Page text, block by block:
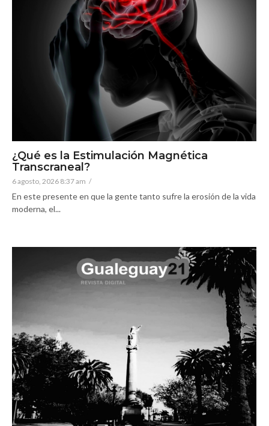
¿Qué es la Estimulación Magnética
Transcraneal?
6 agosto, 2026 8:37 am /
En este presente en que la gente tanto sufre la erosión de la vida
moderna, el...